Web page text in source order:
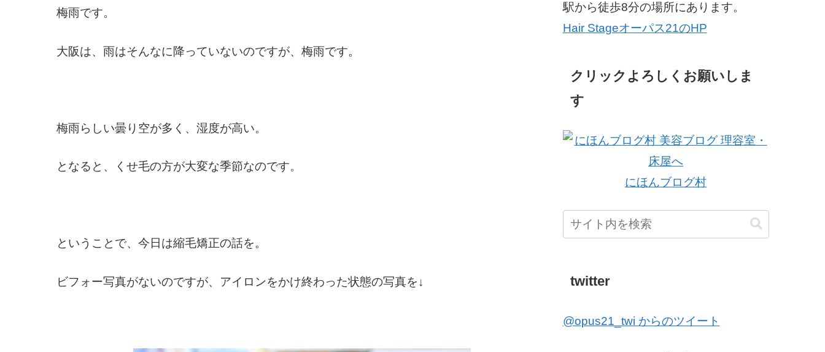
梅雨です。
大阪は、雨はそんなに降っていないのですが、梅雨です。
梅雨らしい曇り空が多く、湿度が高い。
となると、くせ毛の方が大変な季節なのです。
ということで、今日は縮毛矯正の話を。
ビフォー写真がないのですが、アイロンをかけ終わった状態の写真を↓
駅から徒歩8分の場所にあります。
Hair Stageオーパス21のHP
クリックよろしくお願いしま
す
にほんブログ村
twitter
@opus21_twi からのツイート